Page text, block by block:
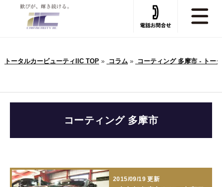
トータルカービューティIIC TOP» コラム» コーティング 多摩市 - トー
コーティング 多摩市
2015/09/19 更新